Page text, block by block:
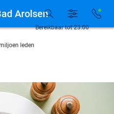
week beschikbaar
leden
week beschikbaar
Bereikbaar tot 23:00
Arolsen